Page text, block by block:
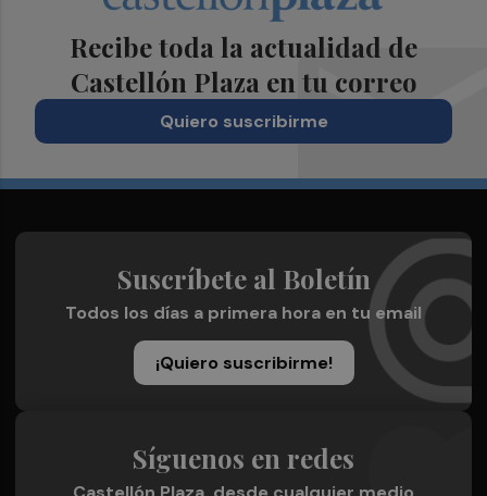
Recibe toda la actualidad de
Castellón Plaza en tu correo
Quiero suscribirme
Suscríbete al Boletín
Todos los días a primera hora en tu email
¡Quiero suscribirme!
Síguenos en redes